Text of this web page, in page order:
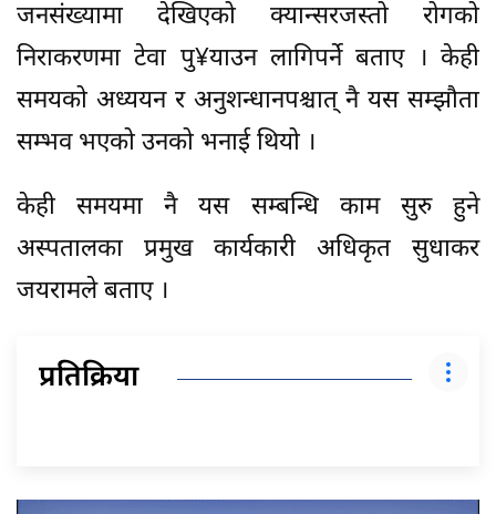
जनसंख्यामा देखिएको क्यान्सरजस्तो रोगको
निराकरणमा टेवा पु¥याउन लागिपर्ने बताए । केही
समयको अध्ययन र अनुशन्धानपश्चात् नै यस सम्झौता
सम्भव भएको उनको भनाई थियो ।
केही समयमा नै यस सम्बन्धि काम सुरु हुने
अस्पतालका प्रमुख कार्यकारी अधिकृत सुधाकर
जयरामले बताए ।
प्रतिक्रिया